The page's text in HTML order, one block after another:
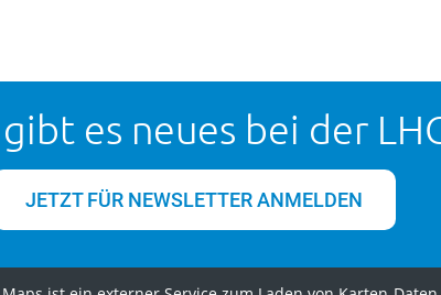
es neues bei der
JETZT FÜR NEWSLETTER ANMELDEN